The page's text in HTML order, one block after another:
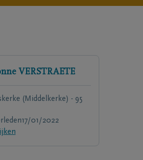
VERSTRAETE
(Middelkerke) - 95
17/01/2022